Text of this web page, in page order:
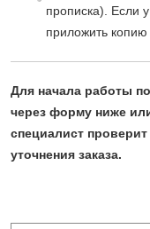
прописка). Если
приложить
Для начала работы
через форму ниже
специалист
уточнения заказа.